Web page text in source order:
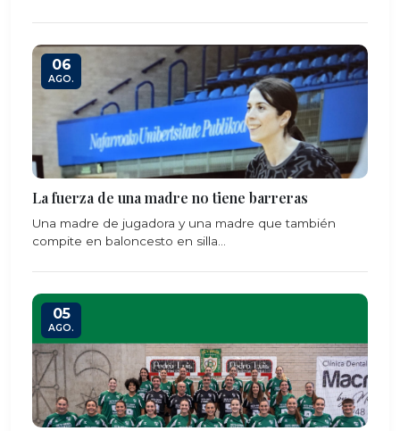
06
AGO.
La fuerza de una madre no tiene barreras
Una madre de jugadora y una madre que también
compite en baloncesto en silla...
05
AGO.